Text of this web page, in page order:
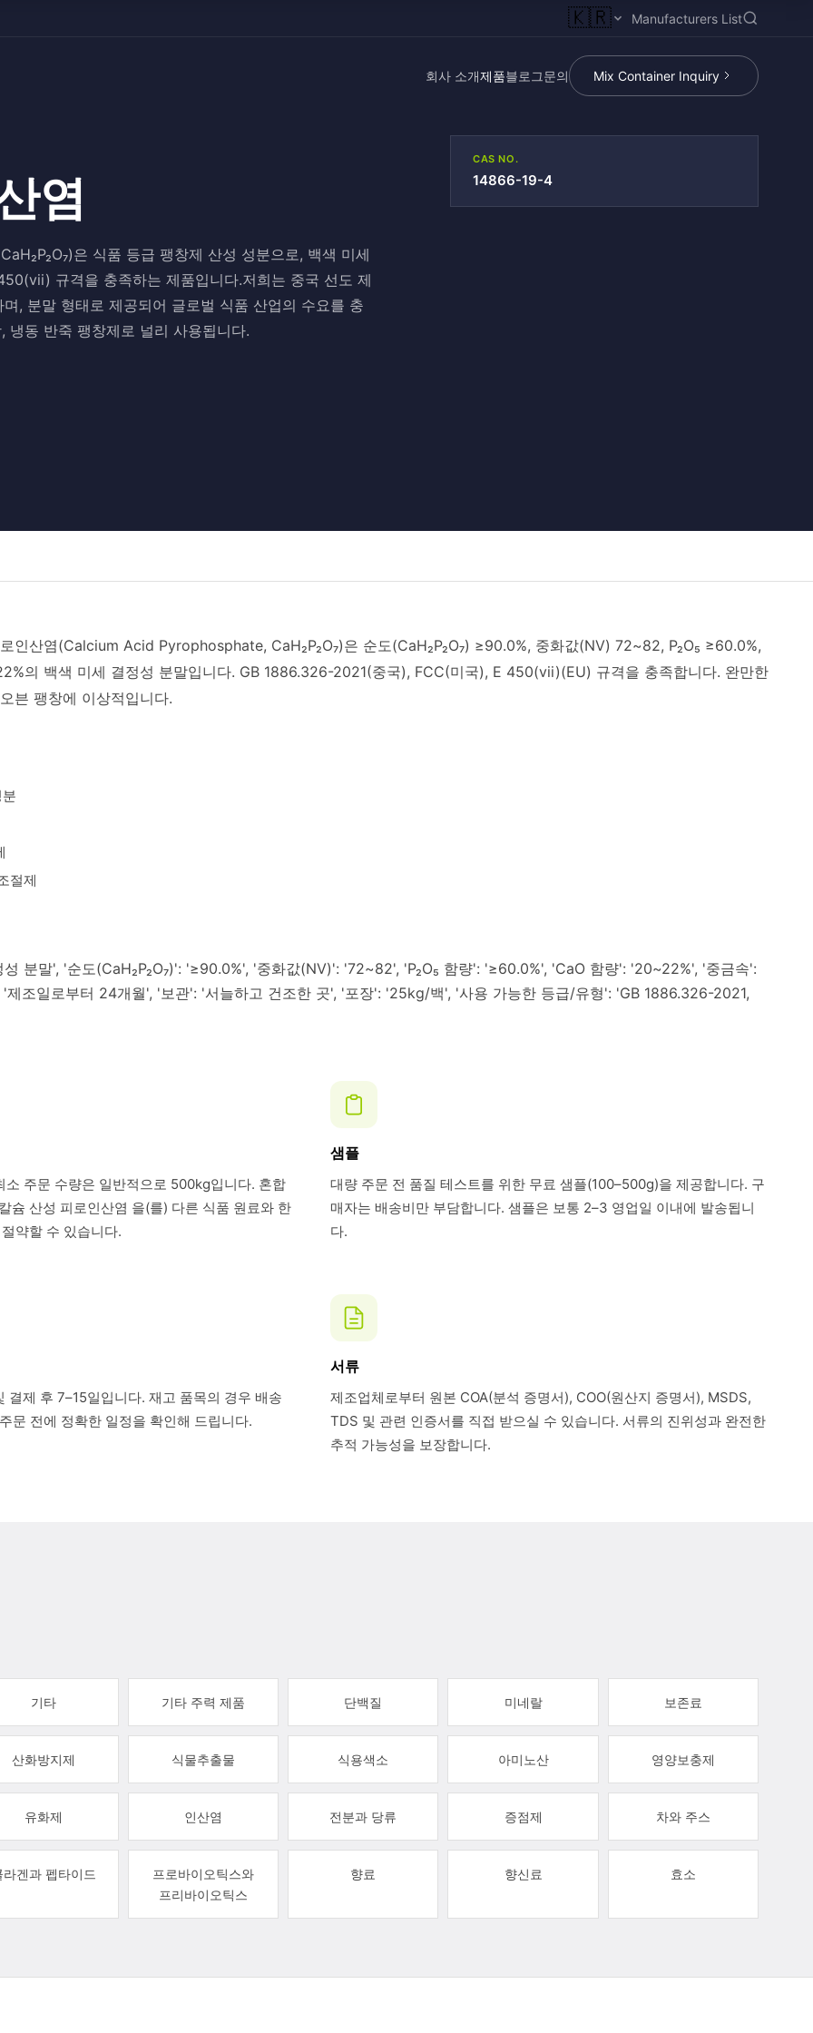
🇰🇷 Manufacturers List
회사 소개제품블로그문의 Mix Container Inquiry
염
은 식품 등급 팽창제 산성 성분으로, 백색 미세
규격을 충족하는 제품입니다.저희는 중국 선도 제
, 분말 형태로 제공되어 글로벌 식품 산업의 수요를 충
냉동 반죽 팽창제로 널리 사용됩니다.
CAS NO.
14866-19-4
인산염(Calcium Acid Pyrophosphate, CaH₂P₂O₇)은 순도(CaH₂P₂O₇) ≥90.0%, 중화값(NV) 72~82, P₂O₅ ≥60.0%,
의 백색 미세 결정성 분말입니다. GB 1886.326-2021(중국), FCC(미국), E 450(vii)(EU) 규격을 충족합니다. 완만한
븐 팽창에 이상적입니다.
절제
분말', '순도(CaH₂P₂O₇)': '≥90.0%', '중화값(NV)': '72~82', 'P₂O₅ 함량': '≥60.0%', 'CaO 함량': '20~22%', '중금속':
조일로부터 24개월', '보관': '서늘하고 건조한 곳', '포장': '25kg/백', '사용 가능한 등급/유형': 'GB 1886.326-2021,
소 주문 수량은 일반적으로 500kg입니다. 혼합
슘 산성 피로인산염 을(를) 다른 식품 원료와 한
약할 수 있습니다.
샘플
대량 주문 전 품질 테스트를 위한 무료 샘플(100–500g)을 제공합니다. 구
매자는 배송비만 부담합니다. 샘플은 보통 2–3 영업일 이내에 발송됩니
다.
결제 후 7–15일입니다. 재고 품목의 경우 배송
문 전에 정확한 일정을 확인해 드립니다.
서류
제조업체로부터 원본 COA(분석 증명서), COO(원산지 증명서), MSDS,
TDS 및 관련 인증서를 직접 받으실 수 있습니다. 서류의 진위성과 완전한
추적 가능성을 보장합니다.
기타 기타 주력 제품 단백질 미네랄 보존료
산화방지제 식물추출물 식용색소 아미노산 영양보충제
유화제 인산염 전분과 당류 증점제 차와 주스
라겐과 펩타이드
프로바이오틱스와
프리바이오틱스
향료 향신료 효소